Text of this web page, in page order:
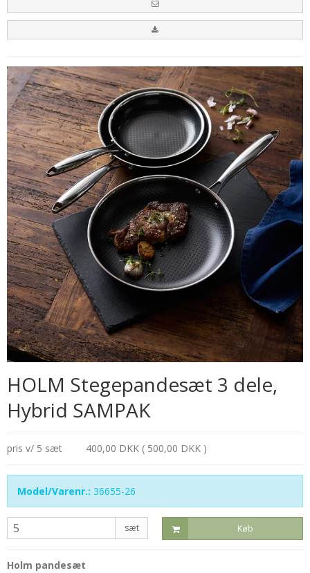
HOLM Stegepandesæt 3 dele,
Hybrid SAMPAK
pris v/ 5 sæt 400,00 DKK ( 500,00 DKK )
Model/Varenr.: 36655-26
sæt Køb
Holm pandesæt